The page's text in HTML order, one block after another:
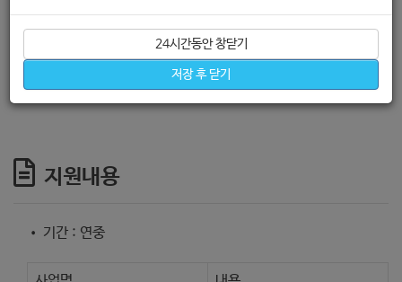
24시간동안 창닫기
저장 후 닫기
<한솔교육희망재단 에듀케어 시즌7>
• 저소득층 여성장애인의 비장애 자녀 (만 2세~취학 전 아동)
지원내용
• 기간 : 연중